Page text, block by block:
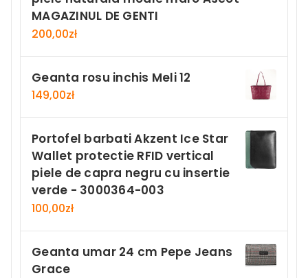
MAGAZINUL DE GENTI
200,00zł
Geanta rosu inchis Meli 12
149,00zł
Portofel barbati Akzent Ice Star
Wallet protectie RFID vertical
piele de capra negru cu insertie
verde - 3000364-003
100,00zł
Geanta umar 24 cm Pepe Jeans
Grace